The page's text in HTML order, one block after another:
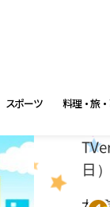
スポーツ 料理・旅
日）
大追